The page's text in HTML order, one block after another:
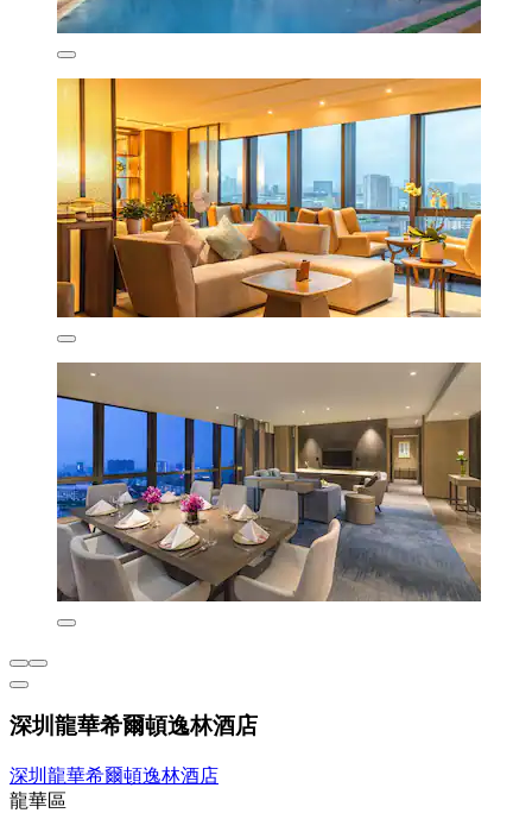
深圳龍華希爾頓逸林酒店
深圳龍華希爾頓逸林酒店
龍華區